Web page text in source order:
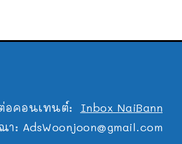
อคอนเทนต์: Inbox NaiBann
า: AdsWoonjoon@gmail.com